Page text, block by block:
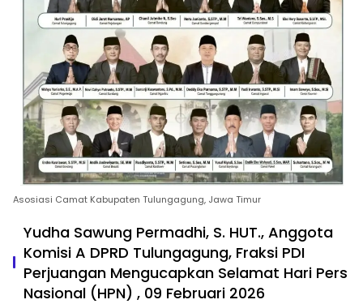
Asosiasi Camat Kabupaten Tulungagung, Jawa Timur
Yudha Sawung Permadhi, S. HUT., Anggota
Komisi A DPRD Tulungagung, Fraksi PDI
Perjuangan Mengucapkan Selamat Hari Pers
Nasional (HPN) , 09 Februari 2026